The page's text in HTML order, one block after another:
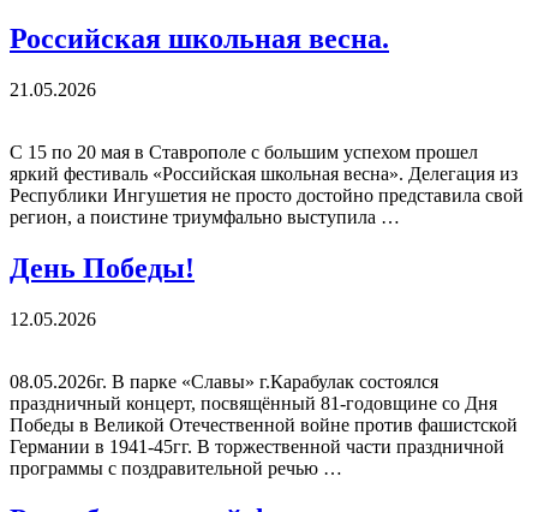
Российская школьная весна.
21.05.2026
С 15 по 20 мая в Ставрополе с большим успехом прошел
яркий фестиваль «Российская школьная весна». Делегация из
Республики Ингушетия не просто достойно представила свой
регион, а поистине триумфально выступила …
День Победы!
12.05.2026
08.05.2026г. В парке «Славы» г.Карабулак состоялся
праздничный концерт, посвящённый 81-годовщине со Дня
Победы в Великой Отечественной войне против фашистской
Германии в 1941-45гг. В торжественной части праздничной
программы с поздравительной речью …